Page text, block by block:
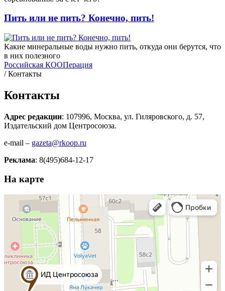
Пить или не пить? Конечно, пить!
Какие минеральные воды нужно пить, откуда они берутся, что
в них полезного
Российская КООПерация
/ Контакты
Контакты
Адрес редакции: 107996, Москва, ул. Гиляровского, д. 57,
Издательский дом Центросоюза.
e-mail – gazeta@rkoop.ru
Реклама: 8(495)684-12-17
На карте